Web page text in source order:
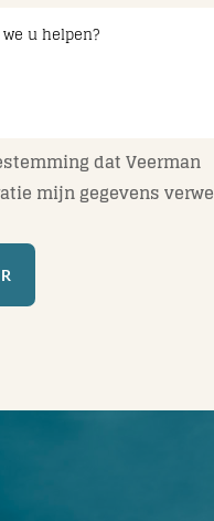
dat Veerman
mijn gegevens